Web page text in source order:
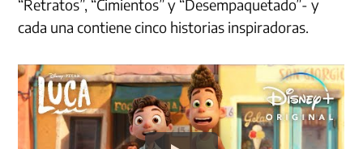
“Retratos”, “Cimientos” y “Desempaquetado”- y
cada una contiene cinco historias inspiradoras.